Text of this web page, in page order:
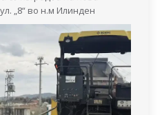
„8“ во н.м Илинден